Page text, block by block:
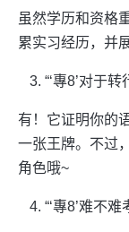
虽然学历和资格
累实习经历，并
“‘專8’对于
有！它证明你的
一张王牌。不过
角色哦~
“‘專8’难不